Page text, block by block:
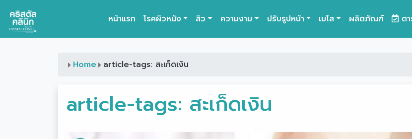
Main Navigation
หน้าแรก โรคผิวหนัง สิว ความงาม ปรับรูปหน้า เมโส ผลิตภัณฑ์ ต
Home article-tags: สะเก็ดเงิน
article-tags: สะเก็ดเงิน